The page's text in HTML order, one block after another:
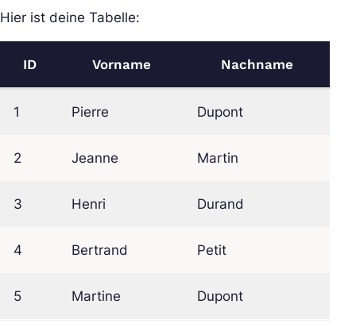
Hier ist deine Tabelle:
ID Vorname Nachname
1 Pierre Dupont
2 Jeanne Martin
3 Henri Durand
4 Bertrand Petit
5 Martine Dupont